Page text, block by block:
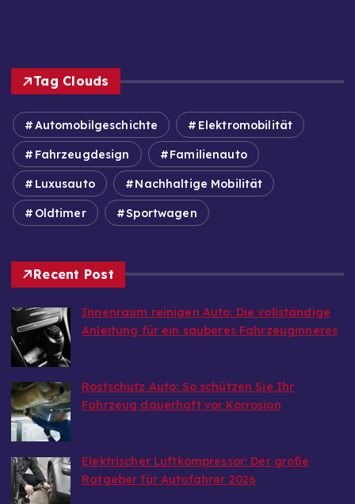
Tag Clouds
Automobilgeschichte Elektromobilität
Fahrzeugdesign Familienauto
Luxusauto Nachhaltige Mobilität
Oldtimer Sportwagen
Recent Post
Innenraum reinigen Auto: Die vollständige
Anleitung für ein sauberes Fahrzeuginneres
Rostschutz Auto: So schützen Sie Ihr
Fahrzeug dauerhaft vor Korrosion
Elektrischer Luftkompressor: Der große
Ratgeber für Autofahrer 2026